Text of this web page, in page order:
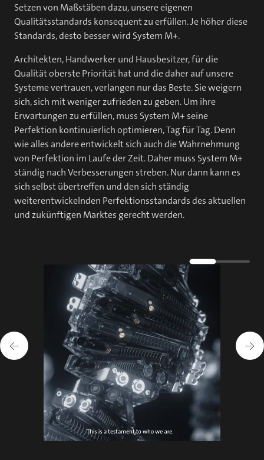
Setzen von Maßstäben dazu, unsere eigenen
Qualitätsstandards konsequent zu erfüllen. Je höher diese
Standards, desto besser wird System M+.
Architekten, Handwerker und Hausbesitzer, für die
Qualität oberste Priorität hat und die daher auf unsere
Systeme vertrauen, verlangen nur das Beste. Sie weigern
sich, sich mit weniger zufrieden zu geben. Um ihre
Erwartungen zu erfüllen, muss System M+ seine
Perfektion kontinuierlich optimieren, Tag für Tag. Denn
wie alles andere entwickelt sich auch die Wahrnehmung
von Perfektion im Laufe der Zeit. Daher muss System M+
ständig nach Verbesserungen streben. Nur dann kann es
sich selbst übertreffen und den sich ständig
weiterentwickelnden Perfektionsstandards des aktuellen
und zukünftigen Marktes gerecht werden.